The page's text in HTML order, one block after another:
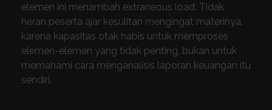
elemen ini menambah extraneous load. Tidak
heran peserta ajar kesulitan mengingat materinya,
karena kapasitas otak habis untuk memproses
elemen-elemen yang tidak penting, bukan untuk
memahami cara menganalisis laporan keuangan itu
sendiri.